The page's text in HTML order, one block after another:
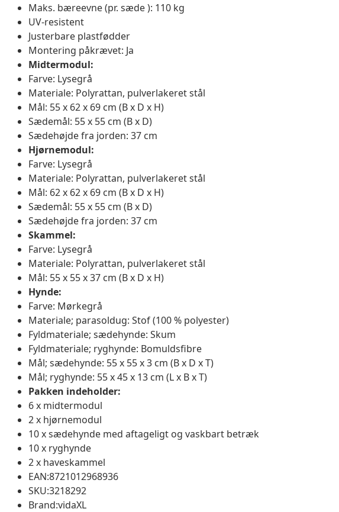
Maks. bæreevne (pr. sæde ): 110 kg
UV-resistent
Justerbare plastfødder
Montering påkrævet: Ja
Midtermodul:
Farve: Lysegrå
Materiale: Polyrattan, pulverlakeret stål
Mål: 55 x 62 x 69 cm (B x D x H)
Sædemål: 55 x 55 cm (B x D)
Sædehøjde fra jorden: 37 cm
Hjørnemodul:
Farve: Lysegrå
Materiale: Polyrattan, pulverlakeret stål
Mål: 62 x 62 x 69 cm (B x D x H)
Sædemål: 55 x 55 cm (B x D)
Sædehøjde fra jorden: 37 cm
Skammel:
Farve: Lysegrå
Materiale: Polyrattan, pulverlakeret stål
Mål: 55 x 55 x 37 cm (B x D x H)
Hynde:
Farve: Mørkegrå
Materiale; parasoldug: Stof (100 % polyester)
Fyldmateriale; sædehynde: Skum
Fyldmateriale; ryghynde: Bomuldsfibre
Mål; sædehynde: 55 x 55 x 3 cm (B x D x T)
Mål; ryghynde: 55 x 45 x 13 cm (L x B x T)
Pakken indeholder:
6 x midtermodul
2 x hjørnemodul
10 x sædehynde med aftageligt og vaskbart betræk
10 x ryghynde
2 x haveskammel
EAN:8721012968936
SKU:3218292
Brand:vidaXL